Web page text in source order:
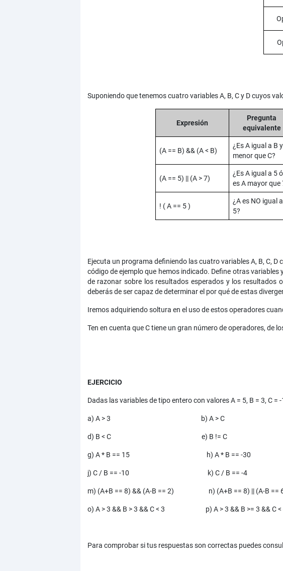
Suponiendo que tenemos cuatro variables A, B, C y D cuyos
Expresión
Pregunta
equivalente
(A == B) && (A < B)
¿Es A igual a B
menor que C?
(A == 5) || (A > 7)
¿Es A igual a 5 ó
es A mayor que
! ( A == 5 )
¿A es NO igual a
5?
Ejecuta un programa definiendo las cuatro variables A, B, C,
código de ejemplo que hemos indicado. Define otras
de razonar sobre los resultados esperados y los resultados
deberás de ser capaz de determinar el por qué de estas
Iremos adquiriendo soltura en el uso de estos operadores
Ten en cuenta que C tiene un gran número de operadores, de
EJERCICIO
Dadas las variables de tipo entero con valores A = 5, B = 3, C
a) A > 3 b) A > C c) A
d) B < C e) B != C f) A
g) A * B == 15 h) A * B == -30 i)
j) C / B == -10 k) C / B == -4 l) A
m) (A+B == 8) && (A-B == 2) n) (A+B == 8) || (A-B ==
o) A > 3 && B > 3 && C < 3 p) A > 3 && B >= 3 && C <
Para comprobar si tus respuestas son correctas puedes